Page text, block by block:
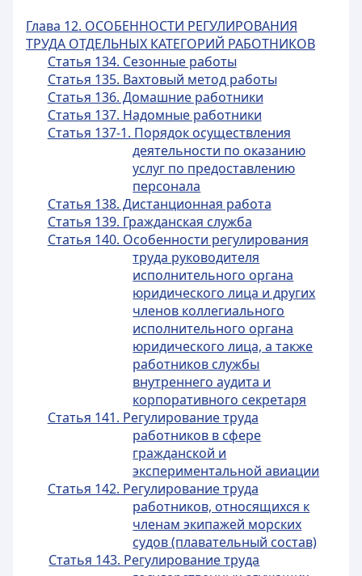
Глава 12. ОСОБЕННОСТИ РЕГУЛИРОВАНИЯ
ТРУДА ОТДЕЛЬНЫХ КАТЕГОРИЙ РАБОТНИКОВ
Статья 134. Сезонные работы
Статья 135. Вахтовый метод работы
Статья 136. Домашние работники
Статья 137. Надомные работники
Статья 137-1. Порядок осуществления
деятельности по оказанию
услуг по предоставлению
персонала
Статья 138. Дистанционная работа
Статья 139. Гражданская служба
Статья 140. Особенности регулирования
труда руководителя
исполнительного органа
юридического лица и других
членов коллегиального
исполнительного органа
юридического лица, а также
работников службы
внутреннего аудита и
корпоративного секретаря
Статья 141. Регулирование труда
работников в сфере
гражданской и
экспериментальной авиации
Статья 142. Регулирование труда
работников, относящихся к
членам экипажей морских
судов (плавательный состав)
Статья 143. Регулирование труда